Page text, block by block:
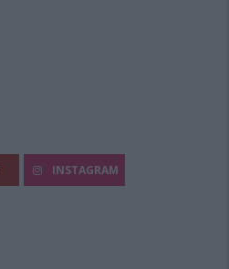
INSTAGRAM